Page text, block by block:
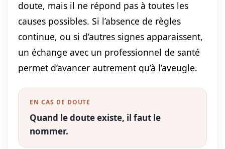
doute, mais il ne répond pas à toutes les
causes possibles. Si l’absence de règles
continue, ou si d’autres signes apparaissent,
un échange avec un professionnel de santé
permet d’avancer autrement qu’à l’aveugle.
EN CAS DE DOUTE
Quand le doute existe, il faut le
nommer.